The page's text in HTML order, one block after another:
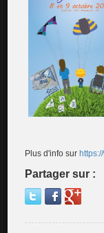
Plus d'info sur
Partager sur :